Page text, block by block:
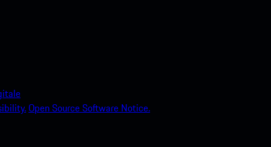
Open Source Software Notice.